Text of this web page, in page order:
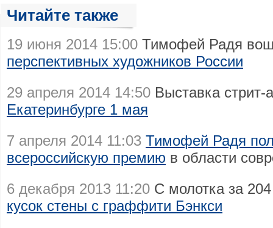
Читайте также
19 июня 2014 15:00 Тимофей Радя
перспективных художников России
29 апреля 2014 14:50 Выставка
Екатеринбурге 1 мая
7 апреля 2014 11:03 Тимофей Радя
всероссийскую премию в области
6 декабря 2013 11:20 С молотка за
кусок стены с граффити Бэнкси